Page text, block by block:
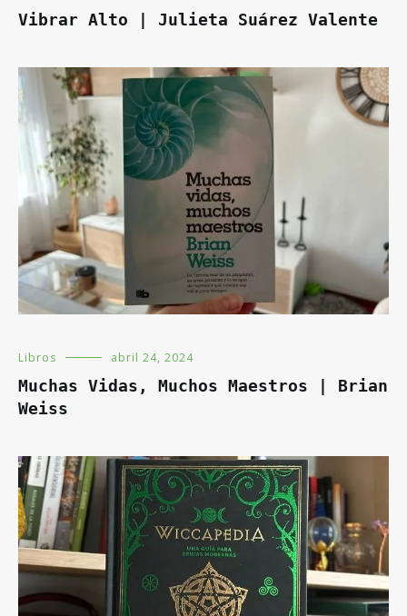
Vibrar Alto | Julieta Suárez Valente
Libros abril 24, 2024
Muchas Vidas, Muchos Maestros | Brian
Weiss